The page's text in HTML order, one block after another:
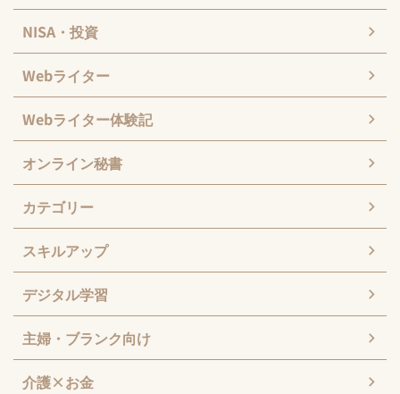
NISA・投資
Webライター
Webライター体験記
オンライン秘書
カテゴリー
スキルアップ
デジタル学習
主婦・ブランク向け
介護×お金